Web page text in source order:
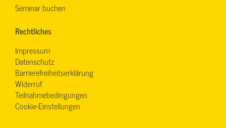
Seminar buchen
Rechtliches
Impressum
Datenschutz
Barrierefreiheitserklärung
Widerruf
Teilnahmebedingungen
Cookie-Einstellungen